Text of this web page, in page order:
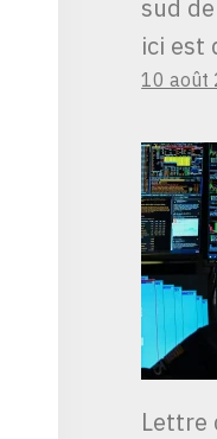
sud
ici est
10 août
Lettre